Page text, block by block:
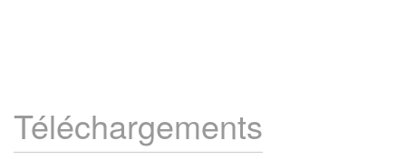
Téléchargements